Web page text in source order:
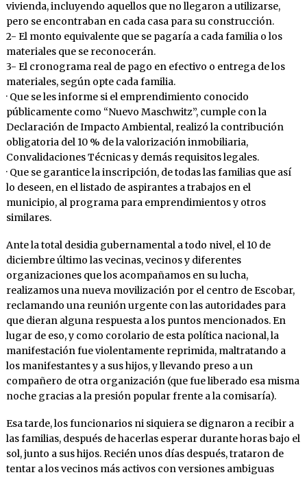
vivienda, incluyendo aquellos que no llegaron a utilizarse,
pero se encontraban en cada casa para su construcción.
2- El monto equivalente que se pagaría a cada familia o los
materiales que se reconocerán.
3- El cronograma real de pago en efectivo o entrega de los
materiales, según opte cada familia.
· Que se les informe si el emprendimiento conocido
públicamente como “Nuevo Maschwitz”, cumple con la
Declaración de Impacto Ambiental, realizó la contribución
obligatoria del 10 % de la valorización inmobiliaria,
Convalidaciones Técnicas y demás requisitos legales.
· Que se garantice la inscripción, de todas las familias que así
lo deseen, en el listado de aspirantes a trabajos en el
municipio, al programa para emprendimientos y otros
similares.
Ante la total desidia gubernamental a todo nivel, el 10 de
diciembre último las vecinas, vecinos y diferentes
organizaciones que los acompañamos en su lucha,
realizamos una nueva movilización por el centro de Escobar,
reclamando una reunión urgente con las autoridades para
que dieran alguna respuesta a los puntos mencionados. En
lugar de eso, y como corolario de esta política nacional, la
manifestación fue violentamente reprimida, maltratando a
los manifestantes y a sus hijos, y llevando preso a un
compañero de otra organización (que fue liberado esa misma
noche gracias a la presión popular frente a la comisaría).
Esa tarde, los funcionarios ni siquiera se dignaron a recibir a
las familias, después de hacerlas esperar durante horas bajo el
sol, junto a sus hijos. Recién unos días después, trataron de
tentar a los vecinos más activos con versiones ambiguas